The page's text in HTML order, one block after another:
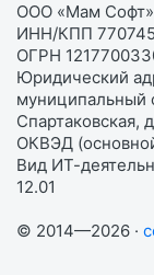
ООО «Мам Софт»
ИНН/КПП
ОГРН
Юридический
муниципальный
Спартаковская,
ОКВЭД
Вид ИТ-
12.01
© 2014—2026 ·